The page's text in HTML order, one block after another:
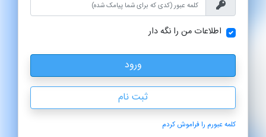
اطلاعات من را نگه دار
ثبت نام
کلمه عبورم را فراموش کردم